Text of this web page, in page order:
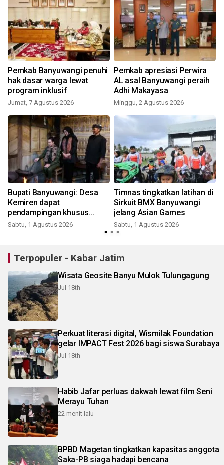
Pemkab Banyuwangi penuhi
hak dasar warga lewat
program inklusif
Jumat, 7 Agustus 2026
Pemkab apresiasi Perwira
AL asal Banyuwangi peraih
Adhi Makayasa
Minggu, 2 Agustus 2026
Bupati Banyuwangi: Desa
Kemiren dapat
pendampingan khusus
Kemenpar
Sabtu, 1 Agustus 2026
Timnas tingkatkan latihan di
Sirkuit BMX Banyuwangi
jelang Asian Games
Sabtu, 1 Agustus 2026
Terpopuler - Kabar Jatim
Wisata Geosite Banyu Mulok Tulungagung
Jul 18th
Perkuat literasi digital, Wismilak Foundation
gelar IMPACT Fest 2026 bagi siswa Surabaya
Jul 18th
Habib Jafar perluas dakwah lewat film Seni
Merayu Tuhan
22 menit lalu
BPBD Magetan tingkatkan kapasitas anggota
Saka-PB siaga hadapi bencana